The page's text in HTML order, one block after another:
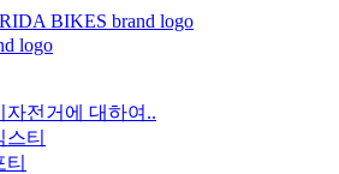
자전거에 대하여..
스티
티